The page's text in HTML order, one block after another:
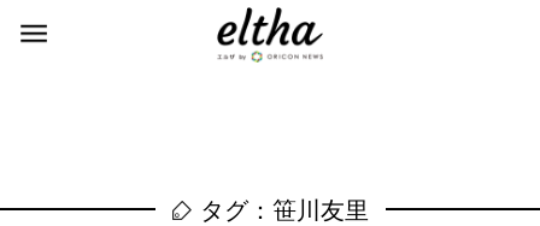
タグ：笹川友里